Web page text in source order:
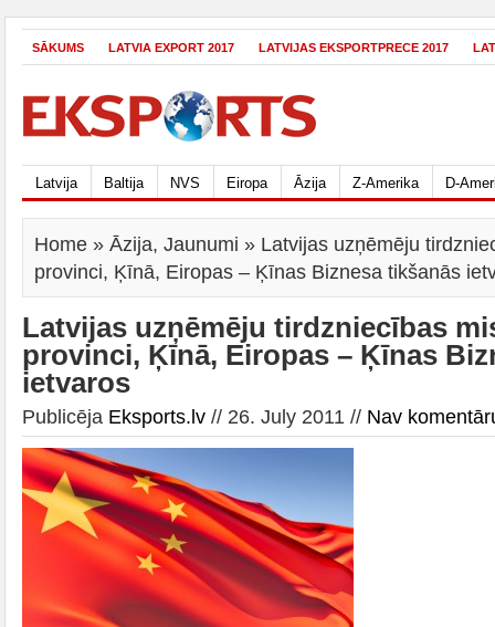
SĀKUMS LATVIA EXPORT 2017 LATVIJAS EKSPORTPRECE 2017
Latvija Baltija NVS Eiropa Āzija Z-Amerika D-
Home » Āzija, Jaunumi » Latvijas uzņēmēju
provinci, Ķīnā, Eiropas – Ķīnas Biznesa tikšanās
Latvijas uzņēmēju tirdzniecības
provinci, Ķīnā, Eiropas – Ķīnas
ietvaros
Publicēja Eksports.lv // 26. July 2011 // Nav